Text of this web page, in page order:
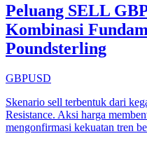
Peluang SELL
Kombinasi
Poundsterling
GBPUSD
Skenario sell terbentuk dari
Resistance. Aksi harga
mengonfirmasi kekuatan tren